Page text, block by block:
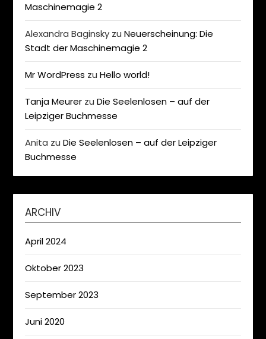
Maschinemagie 2
Alexandra Baginsky zuNeuerscheinung: Die
Stadt der Maschinemagie 2
Mr WordPress zuHello world!
Tanja Meurer zuDie Seelenlosen – auf der
Leipziger Buchmesse
Anita zuDie Seelenlosen – auf der Leipziger
Buchmesse
ARCHIV
April 2024
Oktober 2023
September 2023
Juni 2020